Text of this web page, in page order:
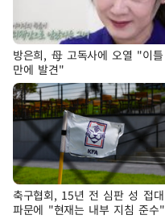
방은희, 母 고독사에 오열 "이틀
만에 발견"
축구협회, 15년 전 심판 성 접대
파문에 "현재는 내부 지침 준수"